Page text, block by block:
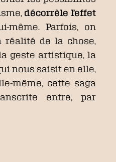
décorrèle l’effet
même. Parfois, on
de la chose,
geste artistique, la
nous saisit en elle,
même, cette saga
entre, par